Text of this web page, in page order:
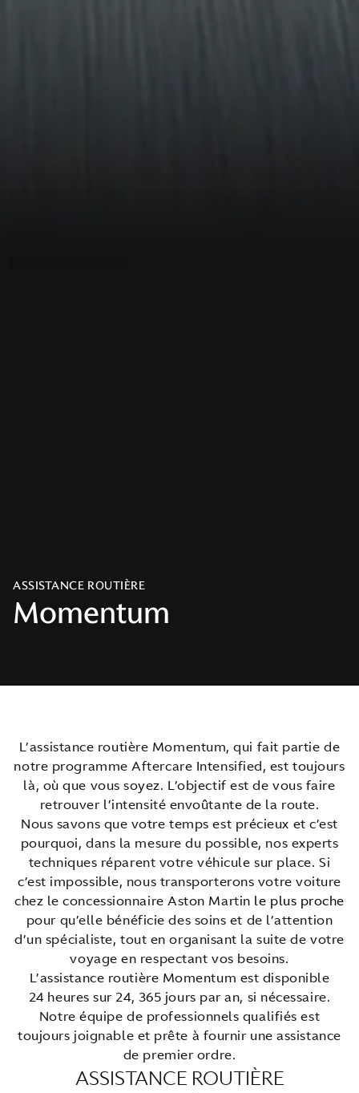
ASSISTANCE ROUTIÈRE
Momentum
L’assistance routière Momentum, qui fait partie de
notre programme Aftercare Intensified, est toujours
là, où que vous soyez. L’objectif est de vous faire
retrouver l’intensité envoûtante de la route.
Nous savons que votre temps est précieux et c’est
pourquoi, dans la mesure du possible, nos experts
techniques réparent votre véhicule sur place. Si
c’est impossible, nous transporterons votre voiture
chez le concessionnaire Aston Martin le plus proche
pour qu’elle bénéficie des soins et de l’attention
d’un spécialiste, tout en organisant la suite de votre
voyage en respectant vos besoins.
L’assistance routière Momentum est disponible
24 heures sur 24, 365 jours par an, si nécessaire.
Notre équipe de professionnels qualifiés est
toujours joignable et prête à fournir une assistance
de premier ordre.
ASSISTANCE ROUTIÈRE